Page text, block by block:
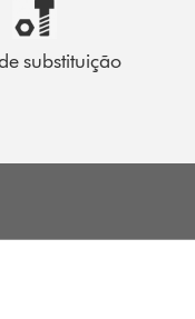
substituição